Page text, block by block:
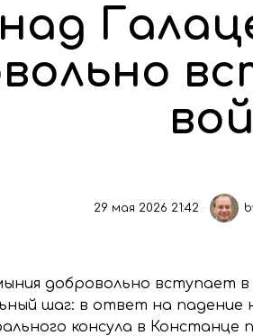
29 мая 2026 21:42
добровольно вступает
шаг: в ответ на падение
консула в